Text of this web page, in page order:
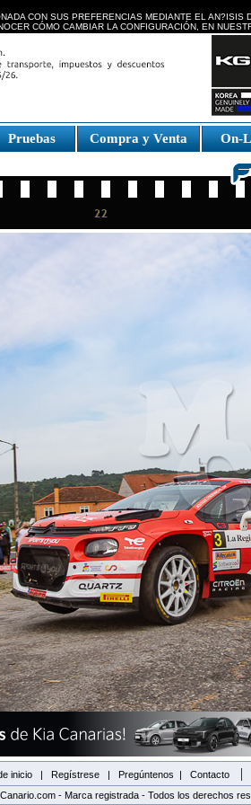
CON SUS PREFERENCIAS MEDIANTE EL AN?ISIS
CÓMO CAMBIAR LA CONFIGURACIÓN, EN
Pruebas Compra y Venta On-
inicio | Regístrese | Pregúntenos | Contacto |
- Marca registrada - Todos los derechos